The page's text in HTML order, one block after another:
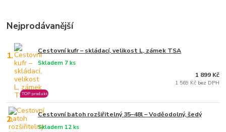
Nejprodávanější
1. Cestovní kufr – skládací, velikost L, zámek TSA
Skladem 7 ks
TOP produkt
1 899 Kč
1 569 Kč bez DPH
2. Cestovní batoh rozšiřitelný 35–48l – Voděodolný, šedý
Skladem 12 ks